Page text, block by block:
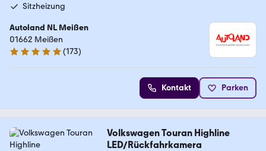
Sitzheizung
Autoland NL Meißen
01662 Meißen
4.8 Sterne
(173)
Kontakt Parken
Volkswagen Touran Highline
LED/Rückfahrkamera